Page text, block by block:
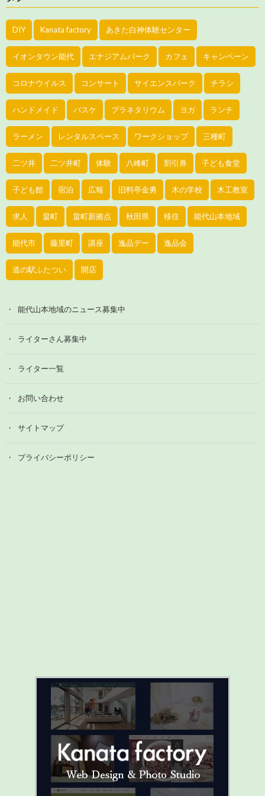
DIY Kanata factory あきた白神体験センター
イオンタウン能代 エナジアムパーク カフェ キャンペーン
コロナウイルス コンサート サイエンスパーク チラシ
ハンドメイド バスケ プラネタリウム ヨガ ランチ
ラーメン レンタルスペース ワークショップ 三種町
二ツ井 二ツ井町 体験 八峰町 割引券 子ども食堂
子ども館 宿泊 広報 旧料亭金勇 木の学校 木工教室
求人 畠町 畠町新拠点 秋田県 移住 能代山本地域
能代市 藤里町 講座 逸品デー 逸品会
道の駅ふたつい 開店
能代山本地域のニュース募集中
ライターさん募集中
ライター一覧
お問い合わせ
サイトマップ
プライバシーポリシー